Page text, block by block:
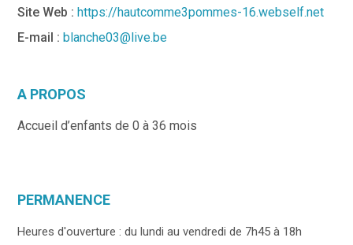
Site Web : https://hautcomme3pommes-16.webself.net
E-mail : blanche03@live.be
A PROPOS
Accueil d’enfants de 0 à 36 mois
PERMANENCE
Heures d'ouverture : du lundi au vendredi de 7h45 à 18h